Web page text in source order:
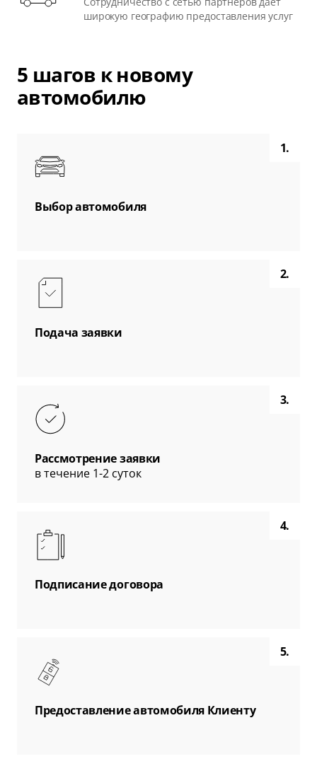
широкую географию предоставления услуг
5 шагов к новому
автомобилю
1.
Выбор автомобиля
2.
Подача заявки
3.
Рассмотрение заявки
в течение 1-2 суток
4.
Подписание договора
5.
Предоставление автомобиля Клиенту